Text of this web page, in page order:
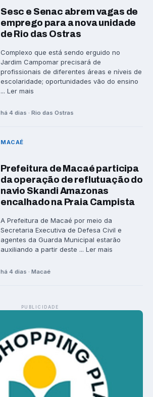
Sesc e Senac abrem vagas de
emprego para a nova unidade
de Rio das Ostras
Complexo que está sendo erguido no
Jardim Campomar precisará de
profissionais de diferentes áreas e níveis de
escolaridade; oportunidades vão do ensino
... Ler mais
há 4 dias · Rio das Ostras
MACAÉ
Prefeitura de Macaé participa
da operação de reflutuação do
navio Skandi Amazonas
encalhado na Praia Campista
A Prefeitura de Macaé por meio da
Secretaria Executiva de Defesa Civil e
agentes da Guarda Municipal estarão
auxiliando a partir deste ... Ler mais
há 4 dias · Macaé
PUBLICIDADE